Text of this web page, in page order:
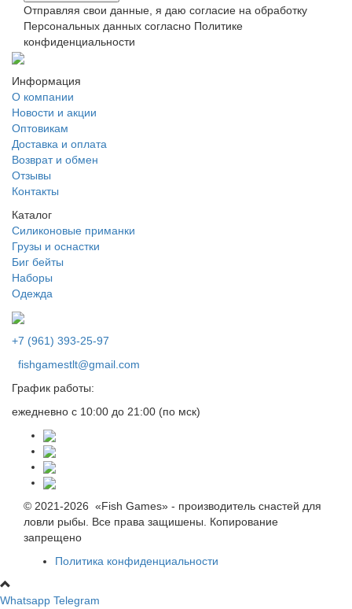
Отправляя свои данные, я даю согласие на обработку
Персональных данных согласно Политике
конфиденциальности
Информация
О компании
Новости и акции
Оптовикам
Доставка и оплата
Возврат и обмен
Отзывы
Контакты
Каталог
Силиконовые приманки
Грузы и оснастки
Биг бейты
Наборы
Одежда
+7 (961) 393-25-97
fishgamestlt@gmail.com
График работы:
ежедневно с 10:00 до 21:00 (по мск)
© 2021-2026 «Fish Games» - производитель снастей для
ловли рыбы. Все права защишены. Копирование
запрещено
Политика конфиденциальности
Whatsapp Telegram